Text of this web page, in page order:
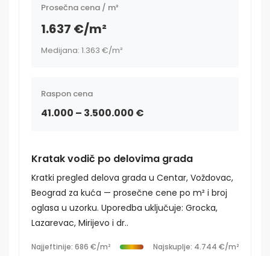
Prosečna cena / m²
1.637 €/m²
Medijana: 1.363 €/m²
Raspon cena
41.000 – 3.500.000 €
Kratak vodič po delovima grada
Kratki pregled delova grada u Centar, Voždovac,
Beograd za kuća — prosečne cene po m² i broj
oglasa u uzorku. Uporedba uključuje: Grocka,
Lazarevac, Mirijevo i dr..
Najjeftinije: 686 €/m² Najskuplje: 4.744 €/m²